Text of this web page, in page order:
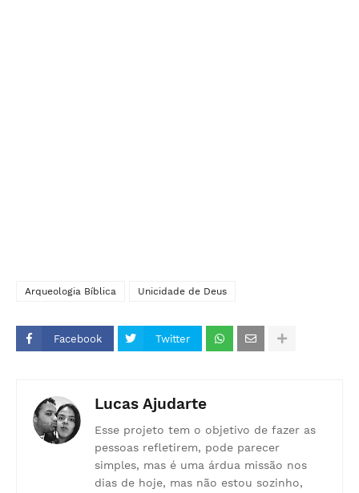
Arqueologia Bíblica Unicidade de Deus
Facebook Twitter
Lucas Ajudarte
Esse projeto tem o objetivo de fazer as
pessoas refletirem, pode parecer
simples, mas é uma árdua missão nos
dias de hoje, mas não estou sozinho,